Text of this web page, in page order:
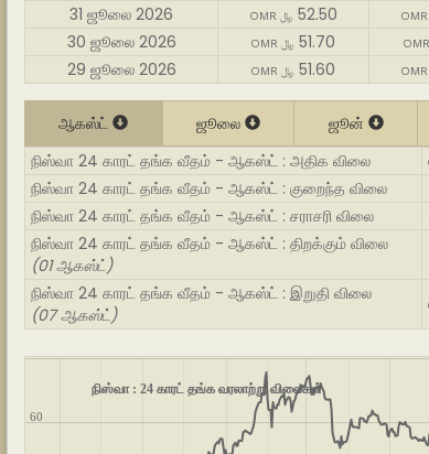
31 ஜூலை 2026
OMR ﷼ 52.50
30 ஜூலை 2026
OMR ﷼ 51.70
29 ஜூலை 2026
OMR ﷼ 51.60
ஆகஸ்ட் ஜூலை ஜூன்
நிஸ்வா 24 காரட் தங்க வீதம் - ஆகஸ்ட் : அதிக விலை
நிஸ்வா 24 காரட் தங்க வீதம் - ஆகஸ்ட் : குறைந்த விலை
நிஸ்வா 24 காரட் தங்க வீதம் - ஆகஸ்ட் : சராசரி விலை
நிஸ்வா 24 காரட் தங்க வீதம் - ஆகஸ்ட் : திறக்கும் விலை
(01 ஆகஸ்ட்)
நிஸ்வா 24 காரட் தங்க வீதம் - ஆகஸ்ட் : இறுதி விலை
(07 ஆகஸ்ட்)
நிஸ்வா : 24 காரட் தங்க வரலாற்று விலைகள்
60